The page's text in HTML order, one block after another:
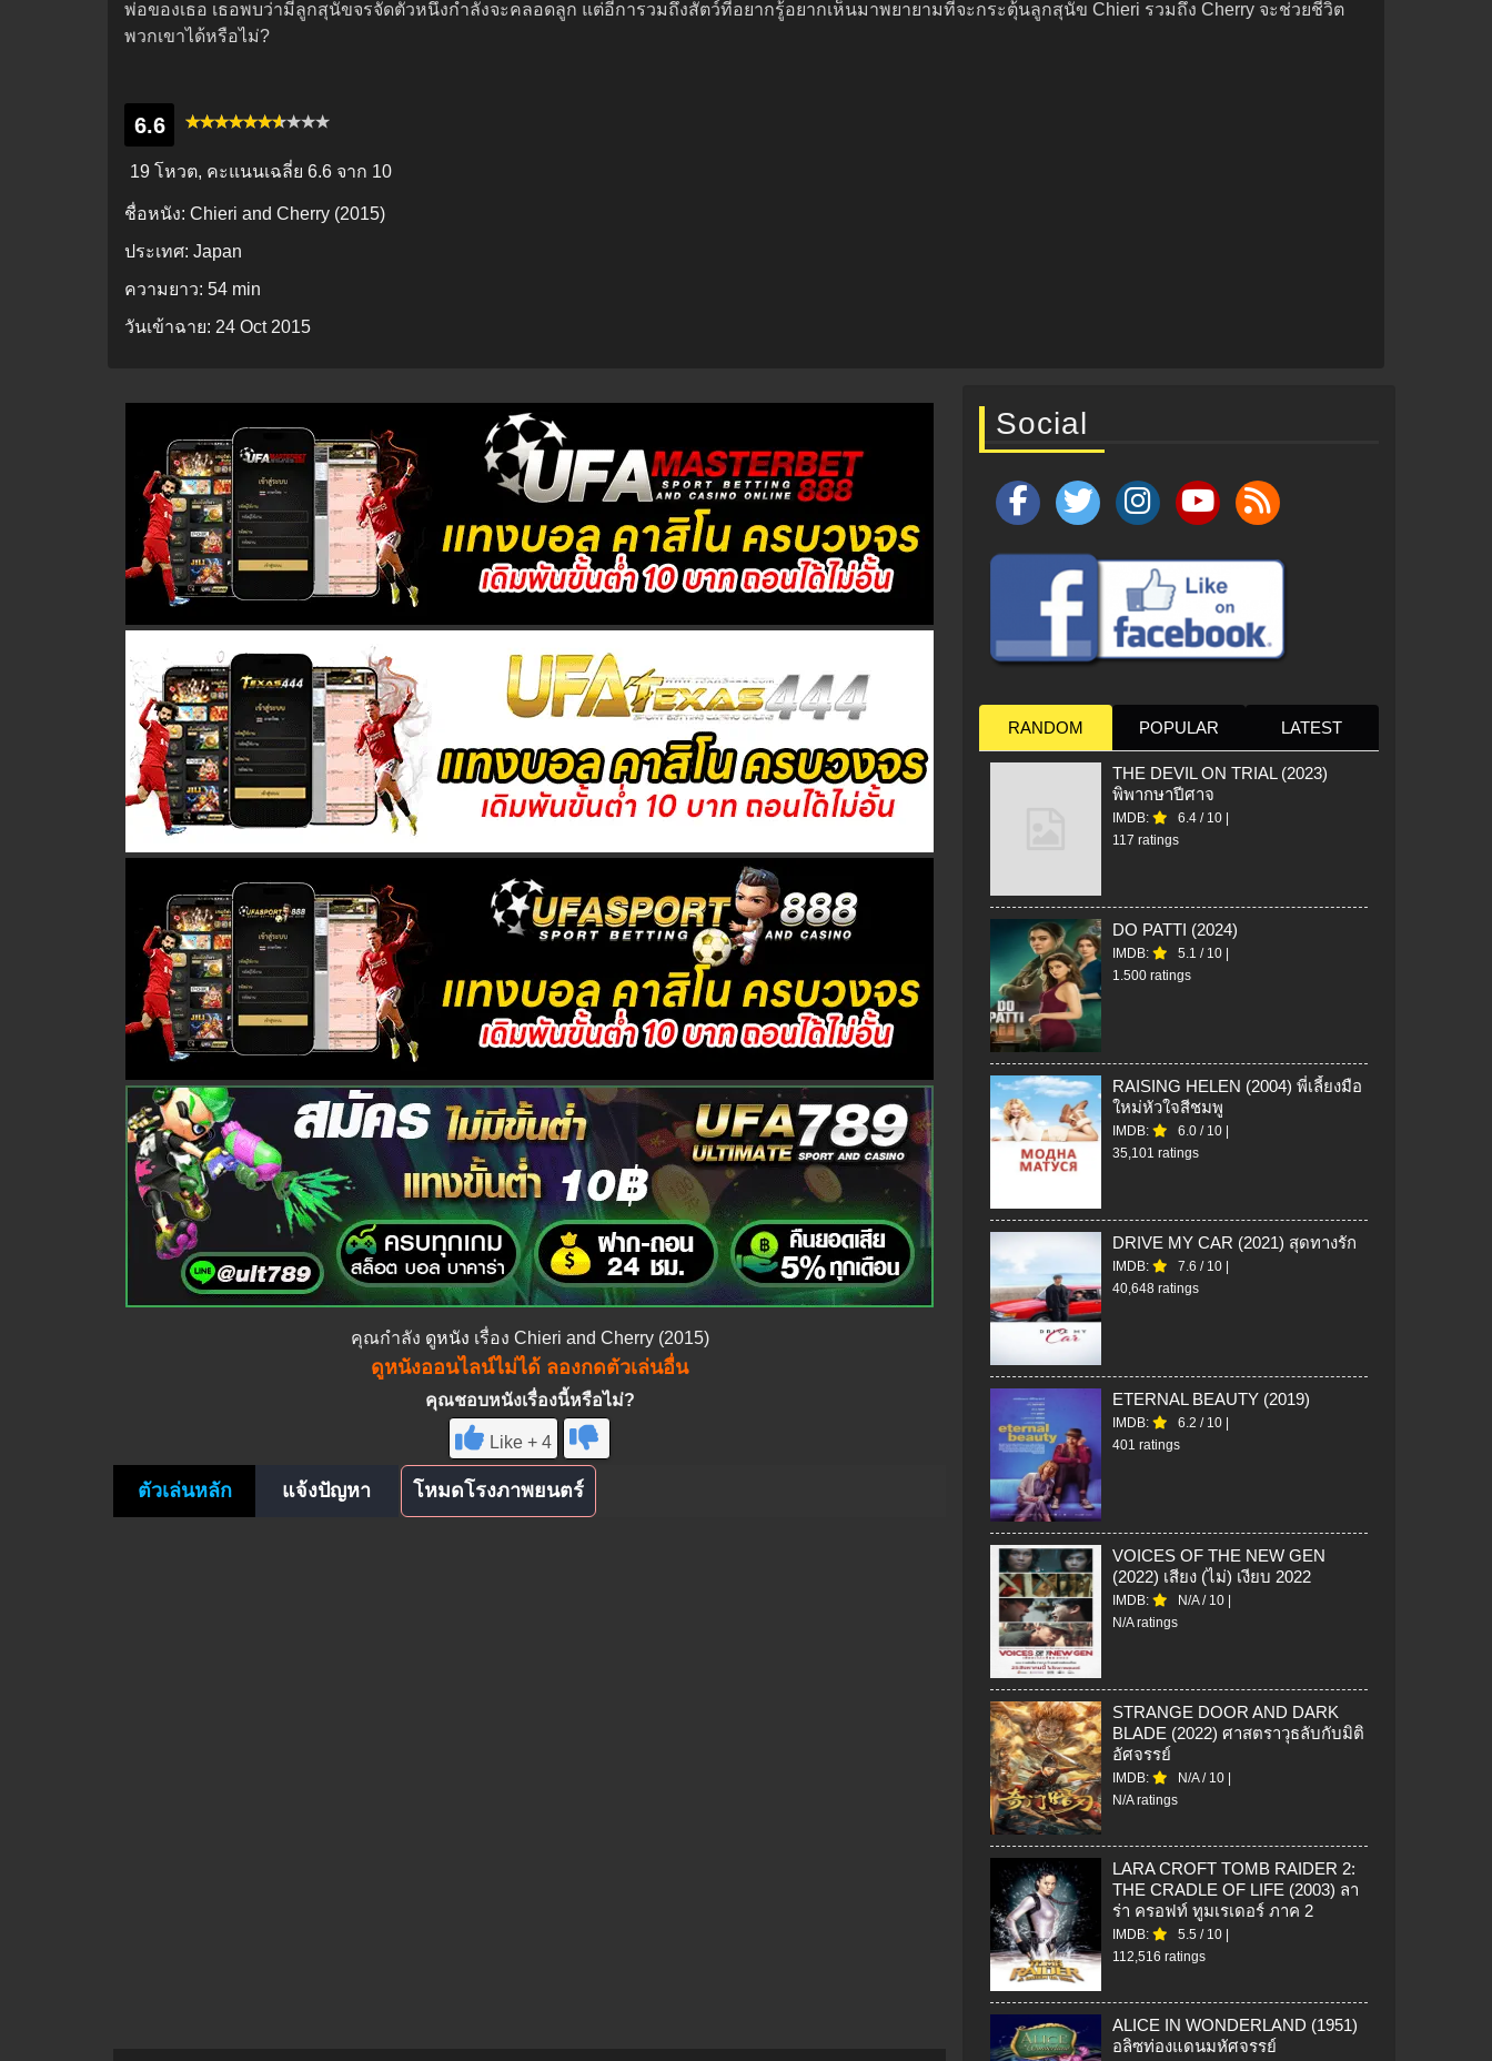
พ่อของเธอ เธอพบว่ามีลูกสุนัขจรจัดตัวหนึ่งกำลังจะคลอดลูก แต่อีการวมถึงสัตว์ที่อยากรู้อยากเห็นมาพยายามที่จะกระตุ้นลูกสุนัข Chieri รวมถึง Cherry จะช่วยชีวิต
พวกเขาได้หรือไม่?
6.6
19 โหวต, คะแนนเฉลี่ย 6.6 จาก 10
ชื่อหนัง: Chieri and Cherry (2015)
ประเทศ: Japan
ความยาว: 54 min
วันเข้าฉาย: 24 Oct 2015
คุณกำลัง ดูหนัง เรื่อง Chieri and Cherry (2015)
ดูหนังออนไลน์ไม่ได้ ลองกดตัวเล่นอื่น
คุณชอบหนังเรื่องนี้หรือไม่?
Like + 4
ตัวเล่นหลัก แจ้งปัญหา โหมดโรงภาพยนตร์
Social
RANDOM POPULAR LATEST
THE DEVIL ON TRIAL (2023)
พิพากษาปีศาจ
IMDB: 6.4 / 10
117 ratings
DO PATTI (2024)
IMDB: 5.1 / 10
1.500 ratings
RAISING HELEN (2004) พี่เลี้ยงมือ
ใหม่หัวใจสีชมพู
IMDB: 6.0 / 10
35,101 ratings
DRIVE MY CAR (2021) สุดทางรัก
IMDB: 7.6 / 10
40,648 ratings
ETERNAL BEAUTY (2019)
IMDB: 6.2 / 10
401 ratings
VOICES OF THE NEW GEN
(2022) เสียง (ไม่) เงียบ 2022
IMDB: N/A/ 10
N/A ratings
STRANGE DOOR AND DARK
BLADE (2022) ศาสตราวุธลับกับมิติ
อัศจรรย์
IMDB: N/A/ 10
N/A ratings
LARA CROFT TOMB RAIDER 2:
THE CRADLE OF LIFE (2003) ลา
ร่า ครอฟท์ ทูมเรเดอร์ ภาค 2
IMDB: 5.5 / 10
112,516 ratings
ALICE IN WONDERLAND (1951)
อลิซท่องแดนมหัศจรรย์